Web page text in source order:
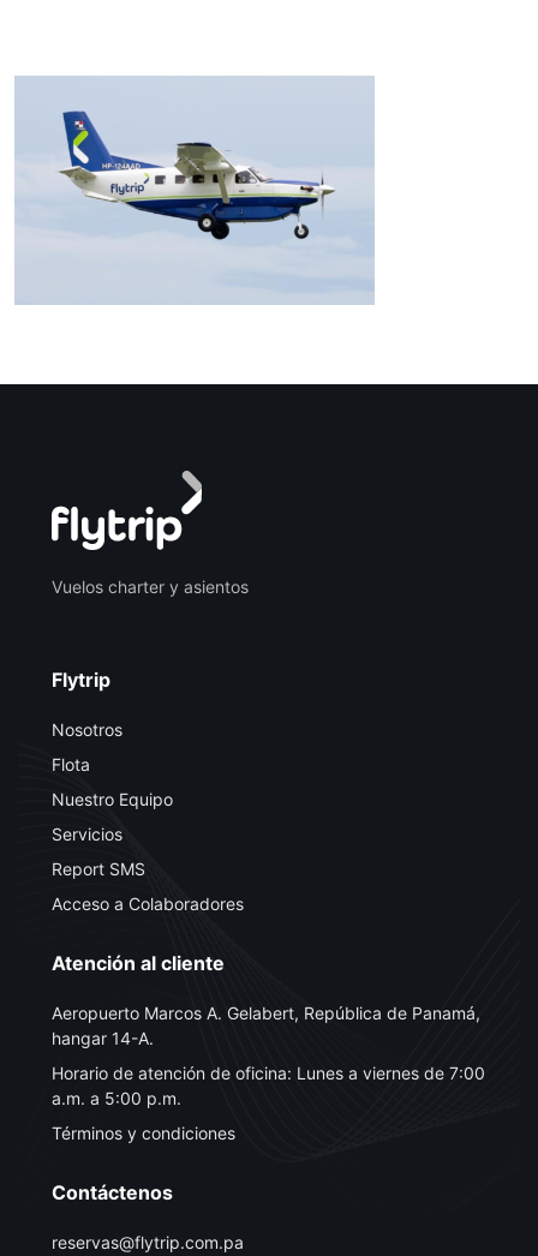
Vuelos charter y asientos
Flytrip
Nosotros
Flota
Nuestro Equipo
Servicios
Report SMS
Acceso a Colaboradores
Atención al cliente
Aeropuerto Marcos A. Gelabert, República de Panamá,
hangar 14-A.
Horario de atención de oficina: Lunes a viernes de 7:00
a.m. a 5:00 p.m.
Términos y condiciones
Contáctenos
reservas@flytrip.com.pa